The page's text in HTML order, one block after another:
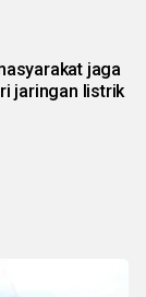
jaga
jaringan listrik